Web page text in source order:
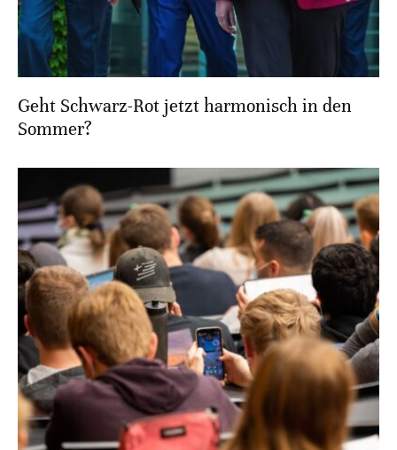
Geht Schwarz-Rot jetzt harmonisch in den
Sommer?